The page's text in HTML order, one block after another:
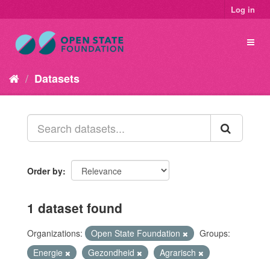
Log in
Datasets
Order by
1 dataset found
Organizations: Open State Foundation
Groups:
Energie
Gezondheid
Agrarisch